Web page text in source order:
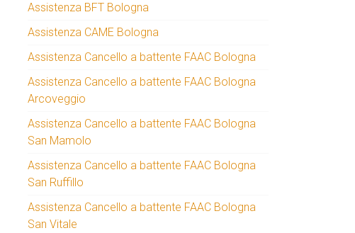
Assistenza BFT Bologna
Assistenza CAME Bologna
Assistenza Cancello a battente FAAC Bologna
Assistenza Cancello a battente FAAC Bologna
Arcoveggio
Assistenza Cancello a battente FAAC Bologna
San Mamolo
Assistenza Cancello a battente FAAC Bologna
San Ruffillo
Assistenza Cancello a battente FAAC Bologna
San Vitale